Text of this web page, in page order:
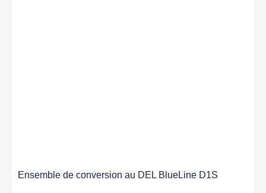
Ensemble de conversion au DEL BlueLine D1S